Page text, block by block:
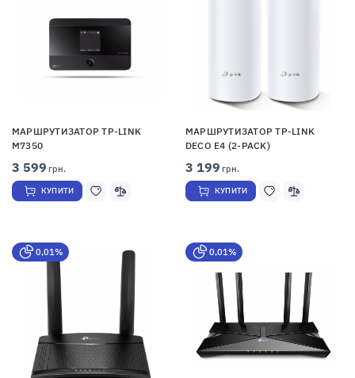
МАРШРУТИЗАТОР TP-LINK
M7350
3 599 грн.
КУПИТИ
МАРШРУТИЗАТОР TP-LINK
DECO E4 (2-PACK)
3 199 грн.
КУПИТИ
0,01% 0,01%